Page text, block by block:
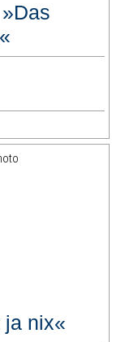
ja nix«